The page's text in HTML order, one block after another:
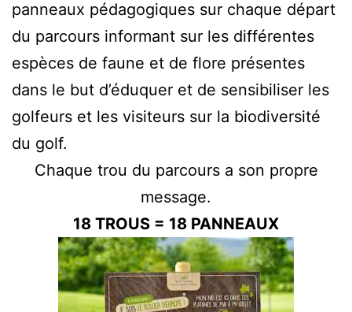
panneaux pédagogiques sur chaque départ
du parcours informant sur les différentes
espèces de faune et de flore présentes
dans le but d’éduquer et de sensibiliser les
golfeurs et les visiteurs sur la biodiversité
du golf.
Chaque trou du parcours a son propre
message.
18 TROUS = 18 PANNEAUX